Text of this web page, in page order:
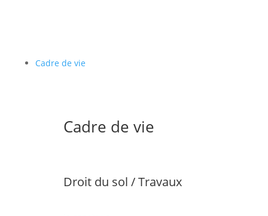
Cadre de vie
Cadre de vie
Droit du sol / Travaux